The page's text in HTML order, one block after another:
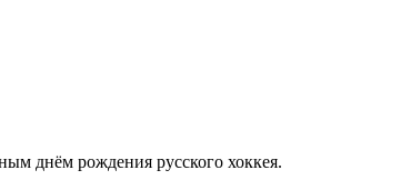
днём рождения русского хоккея.